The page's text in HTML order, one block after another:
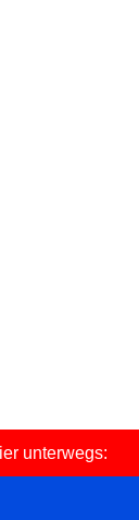
unterwegs: